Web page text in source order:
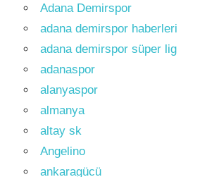
Adana Demirspor
adana demirspor haberleri
adana demirspor süper lig
adanaspor
alanyaspor
almanya
altay sk
Angelino
ankaragücü